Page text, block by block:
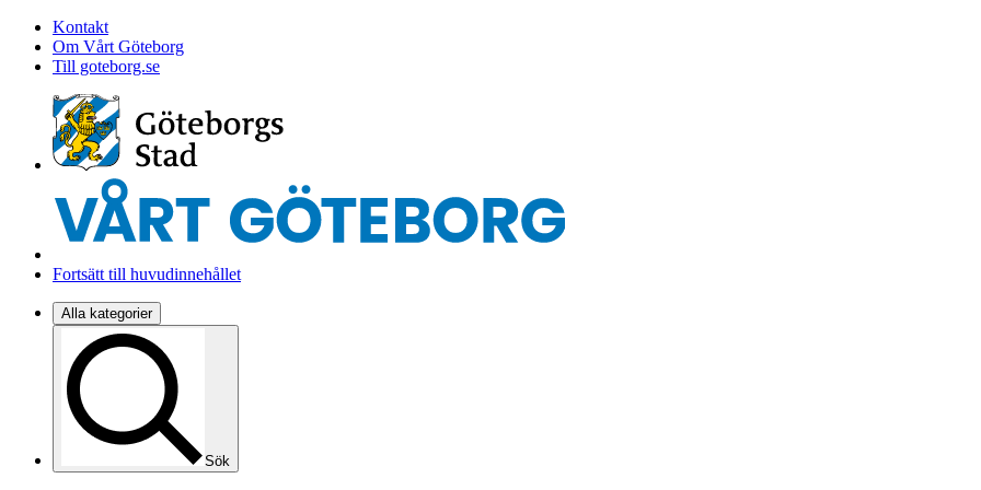
Kontakt
Om Vårt Göteborg
Till goteborg.se
Fortsätt till huvudinnehållet
Alla kategorier
Sök